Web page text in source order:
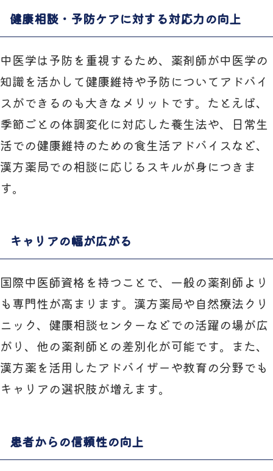
健康相談・予防ケアに対する対応力の向上
中医学は予防を重視するため、薬剤師が中医学の
知識を活かして健康維持や予防についてアドバイ
スができるのも大きなメリットです。たとえば、
季節ごとの体調変化に対応した養生法や、日常生
活での健康維持のための食生活アドバイスなど、
漢方薬局での相談に応じるスキルが身につきま
す。
キャリアの幅が広がる
国際中医師資格を持つことで、一般の薬剤師より
も専門性が高まります。漢方薬局や自然療法クリ
ニック、健康相談センターなどでの活躍の場が広
がり、他の薬剤師との差別化が可能です。また、
漢方薬を活用したアドバイザーや教育の分野でも
キャリアの選択肢が増えます。
患者からの信頼性の向上